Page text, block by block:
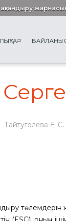
Тайтуголева Е. С.
төлемдерін